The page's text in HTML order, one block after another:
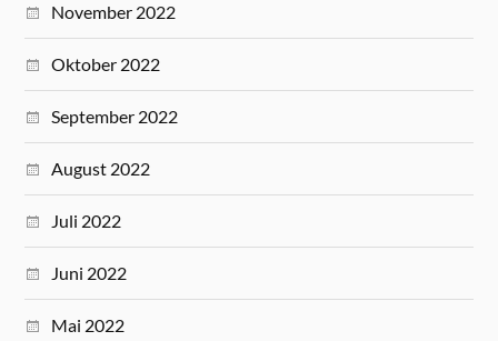
November 2022
Oktober 2022
September 2022
August 2022
Juli 2022
Juni 2022
Mai 2022